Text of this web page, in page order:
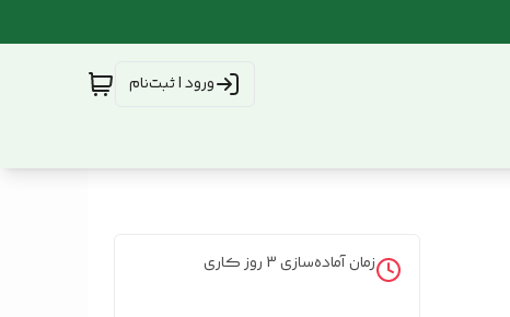
ورود | ثبت‌نام
زمان آماده‌سازی3 روز کاری